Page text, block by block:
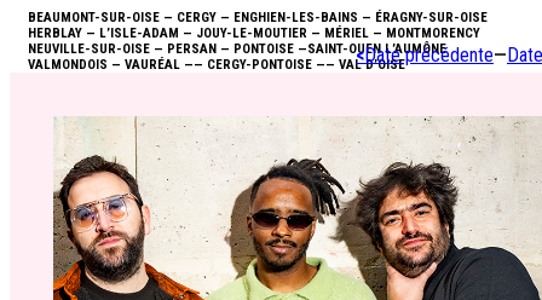
PROGRAMME
NEWSLETTER
INFOS
ACTIONS
BEAUMONT-SUR-OISE — CERGY — ENGHIEN-LES-BAINS — ÉRAGNY-SUR-OISE
HERBLAY — L’ISLE-ADAM — JOUY-LE-MOUTIER — MÉRIEL — MONTMORENCY
NEUVILLE-SUR-OISE — PERSAN — PONTOISE —SAINT-OUEN L’AUMÔNE
VALMONDOIS — VAURÉAL —— CERGY-PONTOISE —— VAL D’OISE
<Date précédente—